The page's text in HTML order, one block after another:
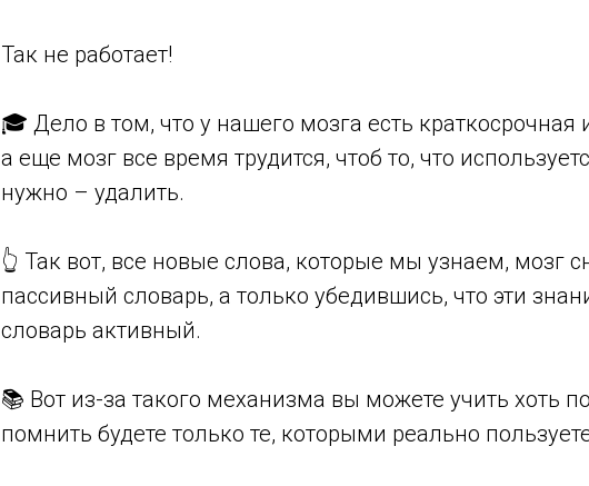
Так не работает!
🎓 Дело в том, что у нашего мозга есть краткосрочная
а еще мозг все время трудится, чтоб то, что
нужно – удалить.
👆 Так вот, все новые слова, которые мы узнаем, мозг
пассивный словарь, а только убедившись, что эти
словарь активный.
📚 Вот из-за такого механизма вы можете учить хоть
помнить будете только те, которыми реально